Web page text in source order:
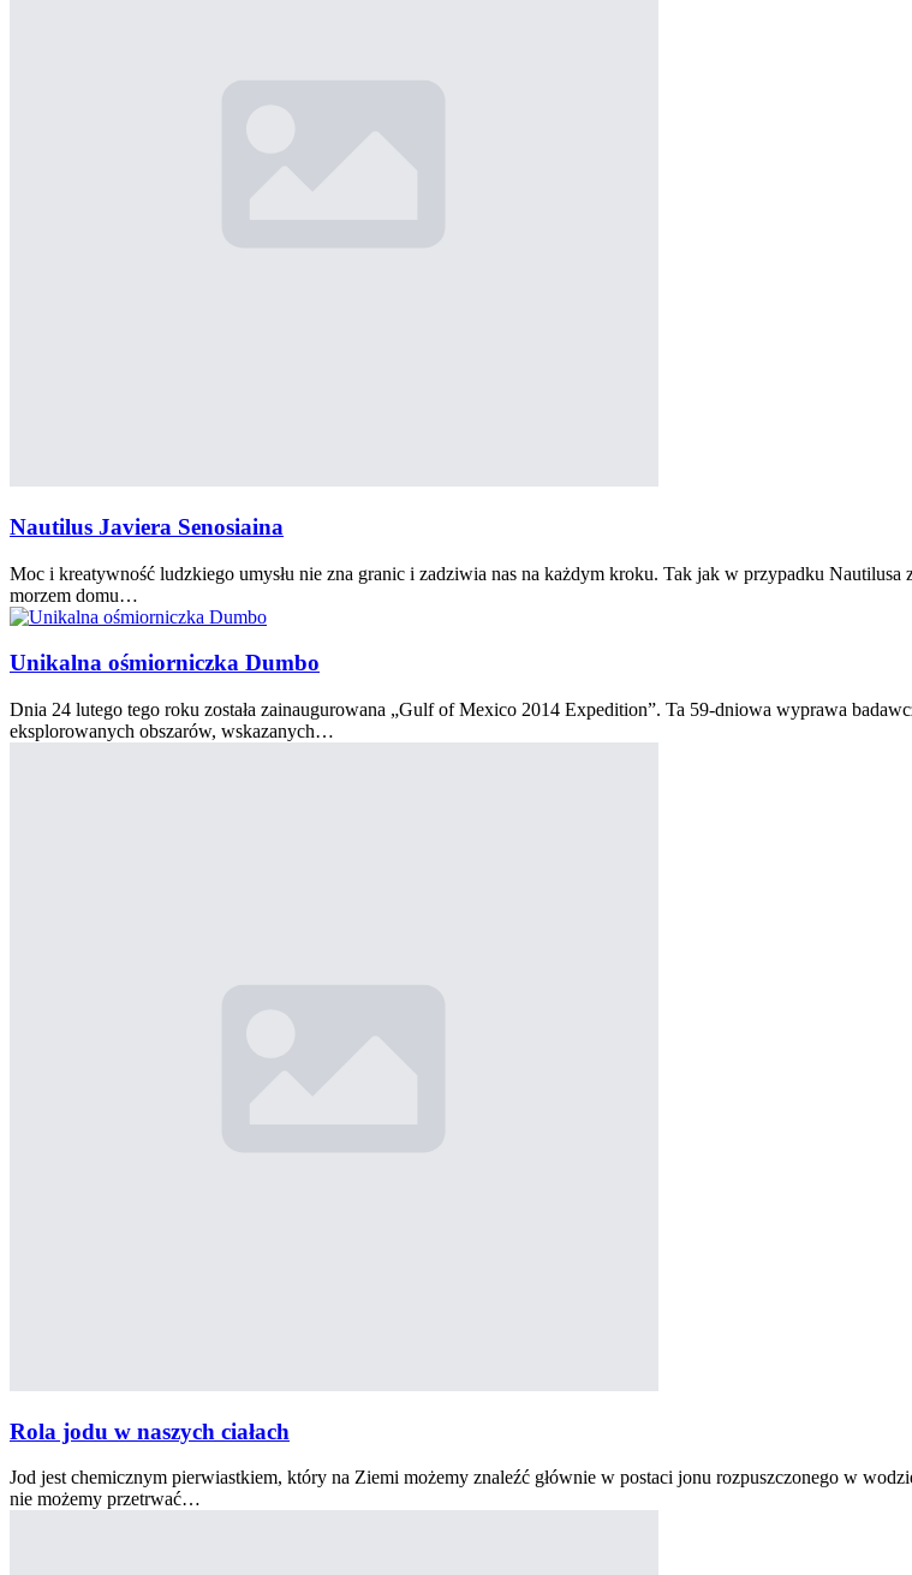
Nautilus Javiera Senosiaina
Moc i kreatywność ludzkiego umysłu nie zna granic i zadziwia nas na każdym kroku. Tak jak w przypadku
morzem domu…
Unikalna ośmiorniczka Dumbo
Dnia 24 lutego tego roku została zainaugurowana „Gulf of Mexico 2014 Expedition”. Ta 59-dniowa wyprawa
eksplorowanych obszarów, wskazanych…
Rola jodu w naszych ciałach
Jod jest chemicznym pierwiastkiem, który na Ziemi możemy znaleźć głównie w postaci jonu rozpuszczonego w
nie możemy przetrwać…